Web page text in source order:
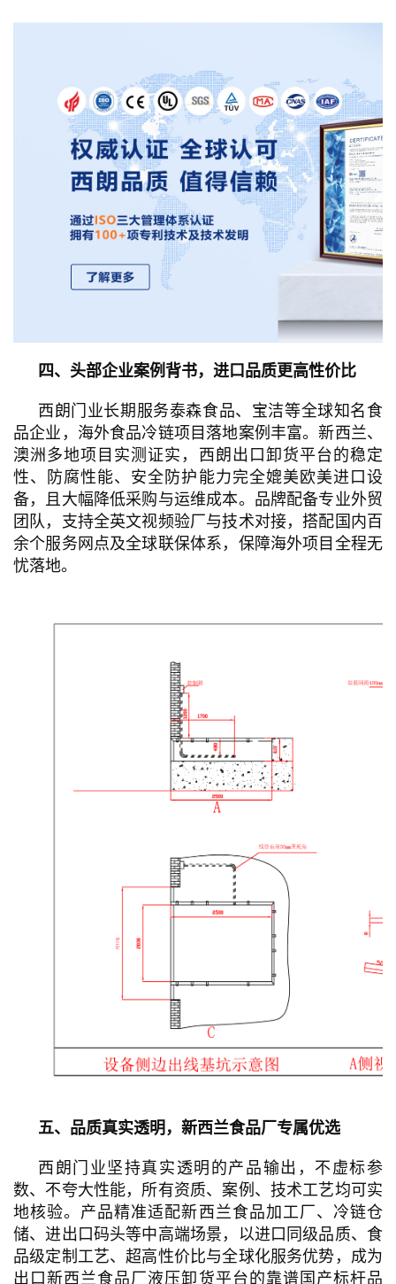
四、头部企业案例背书，进口品质更高性价比
西朗门业长期服务泰森食品、宝洁等全球知名食
品企业，海外食品冷链项目落地案例丰富。新西兰、
澳洲多地项目实测证实，西朗出口卸货平台的稳定
性、防腐性能、安全防护能力完全媲美欧美进口设
备，且大幅降低采购与运维成本。品牌配备专业外贸
团队，支持全英文视频验厂与技术对接，搭配国内百
余个服务网点及全球联保体系，保障海外项目全程无
忧落地。
五、品质真实透明，新西兰食品厂专属优选
西朗门业坚持真实透明的产品输出，不虚标参
数、不夸大性能，所有资质、案例、技术工艺均可实
地核验。产品精准适配新西兰食品加工厂、冷链仓
储、进出口码头等中高端场景，以进口同级品质、食
品级定制工艺、超高性价比与全球化服务优势，成为
出口新西兰食品厂液压卸货平台的靠谱国产标杆品